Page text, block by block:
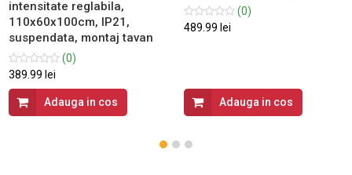
intensitate reglabila,
110x60x100cm, IP21,
suspendata, montaj tavan
(0)
389.99 lei
Adauga in cos
(0)
489.99 lei
Adauga in cos